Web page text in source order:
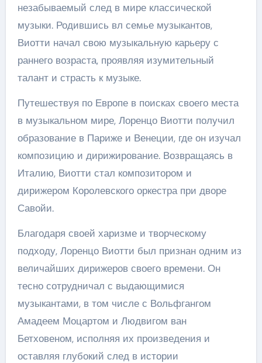
незабываемый след в мире классической
музыки. Родившись вл семье музыкантов,
Виотти начал свою музыкальную карьеру с
раннего возраста, проявляя изумительный
талант и страсть к музыке.
Путешествуя по Европе в поисках своего места
в музыкальном мире, Лоренцо Виотти получил
образование в Париже и Венеции, где он изучал
композицию и дирижирование. Возвращаясь в
Италию, Виотти стал композитором и
дирижером Королевского оркестра при дворе
Савойи.
Благодаря своей харизме и творческому
подходу, Лоренцо Виотти был признан одним из
величайших дирижеров своего времени. Он
тесно сотрудничал с выдающимися
музыкантами, в том числе с Вольфгангом
Амадеем Моцартом и Людвигом ван
Бетховеном, исполняя их произведения и
оставляя глубокий след в истории